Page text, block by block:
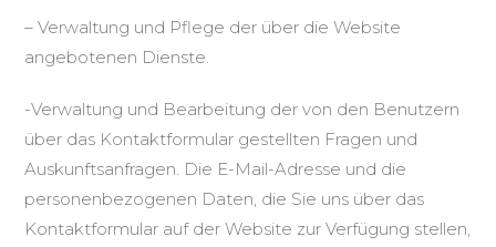
– Verwaltung und Pflege der über die Website
angebotenen Dienste.
-Verwaltung und Bearbeitung der von den Benutzern
über das Kontaktformular gestellten Fragen und
Auskunftsanfragen. Die E-Mail-Adresse und die
personenbezogenen Daten, die Sie uns über das
Kontaktformular auf der Website zur Verfügung stellen,